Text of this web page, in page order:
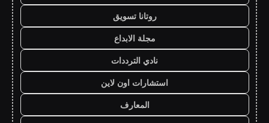
روتانا تسويق
مجلة الابداع
نادي الترددات
استشارات اون لاين
المعارف